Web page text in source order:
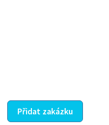
Přidat zakázku